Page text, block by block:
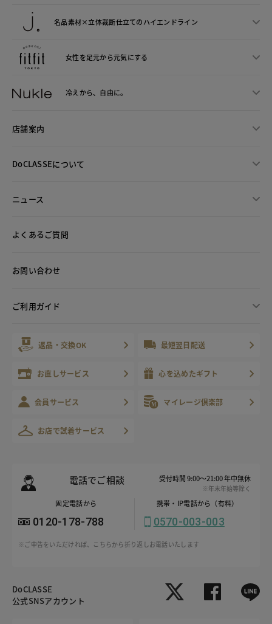
名品素材×立体裁断仕立てのハイエンドライン
女性を足元から元気にする
冷えから、 自由に。
店舗案内
DoCLASSEについて
ニュース
よくあるご質問
お問い合わせ
ご利用ガイド
返品・交換OK 最短翌日配送
お直しサービス 心を込めたギフト
会員サービス マイレージ倶楽部
お店で試着サービス
電話でご相談 受付時間 9:00～21:00 年中無休
※年末年始等除く
固定電話から
0120-178-788
携帯・IP電話から（有料）
0570-003-003
※ご申告をいただければ、こちらから折り返しお電話いたします
DoCLASSE
公式SNSアカウント